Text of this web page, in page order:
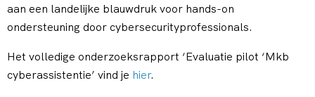
aan een landelijke blauwdruk voor hands-on
ondersteuning door cybersecurityprofessionals.
Het volledige onderzoeksrapport ‘Evaluatie pilot ‘Mkb
cyberassistentie’ vind je hier.